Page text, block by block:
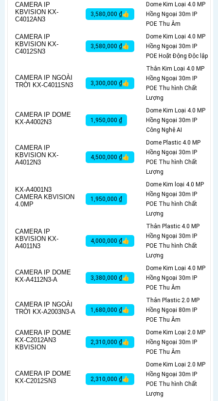
CAMERA IP
KBVISION KX-
C4012AN3
3,580,000 ₫👍
Dome Kim Loại 4.0 MP
Hồng Ngoại 30m IP
POE Thu Âm
CAMERA IP
KBVISION KX-
C4012SN3
3,580,000 ₫👍
Dome Kim Loại 4.0 MP
Hồng Ngoại 30m IP
POE Hoặt Động Độc lập
CAMERA IP NGOÀI
TRỜI KX-C4011SN3
3,300,000 ₫👍
Thân Kim Loại 4.0 MP
Hồng Ngoại 30m IP
POE Thu hình Chất
Lượng
CAMERA IP DOME
KX-A4002N3
1,950,000 ₫
Dome Kim Loại 4.0 MP
Hồng Ngoại 30m IP
Công Nghệ AI
CAMERA IP
KBVISION KX-
A4012N3
4,500,000 ₫👍
Dome Plastic 4.0 MP
Hồng Ngoại 30m IP
POE Thu hình Chất
Lượng
KX-A4001N3
CAMERA KBVISION
4.0MP
1,950,000 ₫
Dome Kim loại 4.0 MP
Hồng Ngoại 30m IP
POE Thu hình Chất
Lượng
CAMERA IP
KBVISION KX-
A4011N3
4,000,000 ₫👍
Thân Plastic 4.0 MP
Hồng Ngoại 30m IP
POE Thu hình Chất
Lượng
CAMERA IP DOME
KX-A4112N3-A
3,380,000 ₫👍
Dome Kim Loại 4.0 MP
Hồng Ngoại 30m IP
POE Thu Âm
CAMERA IP NGOÀI
TRỜI KX-A2003N3-A
1,680,000 ₫👍
Thân Plastic 2.0 MP
Hồng Ngoại 80m IP
POE Thu Âm
CAMERA IP DOME
KX-C2012AN3
KBVISION
2,310,000 ₫👍
Dome Kim Loại 2.0 MP
Hồng Ngoại 30m IP
POE Thu Âm
CAMERA IP DOME
KX-C2012SN3
2,310,000 ₫👍
Dome Kim Loại 2.0 MP
Hồng Ngoại 30m IP
POE Thu hình Chất
Lượng